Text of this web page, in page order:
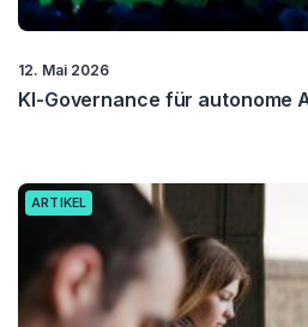
12. Mai 2026
KI-Governance für autonome
ARTIKEL